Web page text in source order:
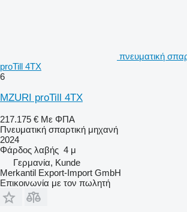
πνευματική
proTill 4TX
6
MZURI proTill 4TX
217.175 € Με ΦΠΑ
Πνευματική σπαρτική μηχανή
2024
Φάρδος λαβής 4 μ
Γερμανία, Kunde
Merkantil Export-Import GmbH
Επικοινωνία με τον πωλητή